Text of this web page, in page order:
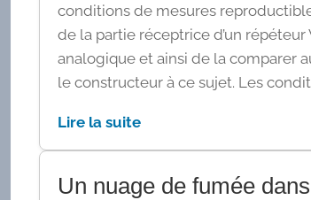
conditions de mesures
de la partie réceptrice d’un
analogique et ainsi de la comparer
le constructeur à ce sujet. Les
Lire la suite
Un nuage de fumée